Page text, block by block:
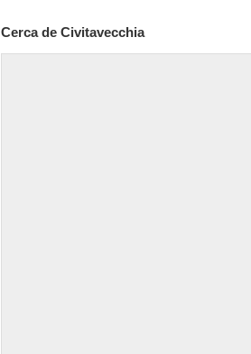
Cerca de Civitavecchia